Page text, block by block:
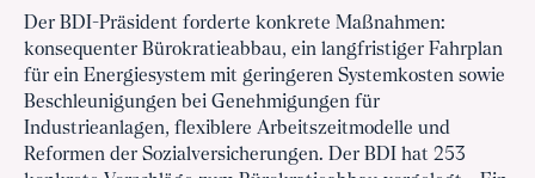
Der BDI-Präsident forderte konkrete Maßnahmen:
konsequenter Bürokratieabbau, ein langfristiger Fahrplan
für ein Energiesystem mit geringeren Systemkosten sowie
Beschleunigungen bei Genehmigungen für
Industrieanlagen, flexiblere Arbeitszeitmodelle und
Reformen der Sozialversicherungen. Der BDI hat 253